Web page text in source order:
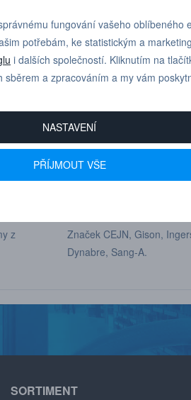
+420 731 517
z
Značek CEJN, Gison,
Dynabre, Sang-A.
SORTIMENT
fungování vašeho oblíbeného
potřebám, ke statistickým a
i dalších společností. Kliknutím na
sběrem a zpracováním a my vám
NASTAVENÍ
PŘÍJMOUT VŠE